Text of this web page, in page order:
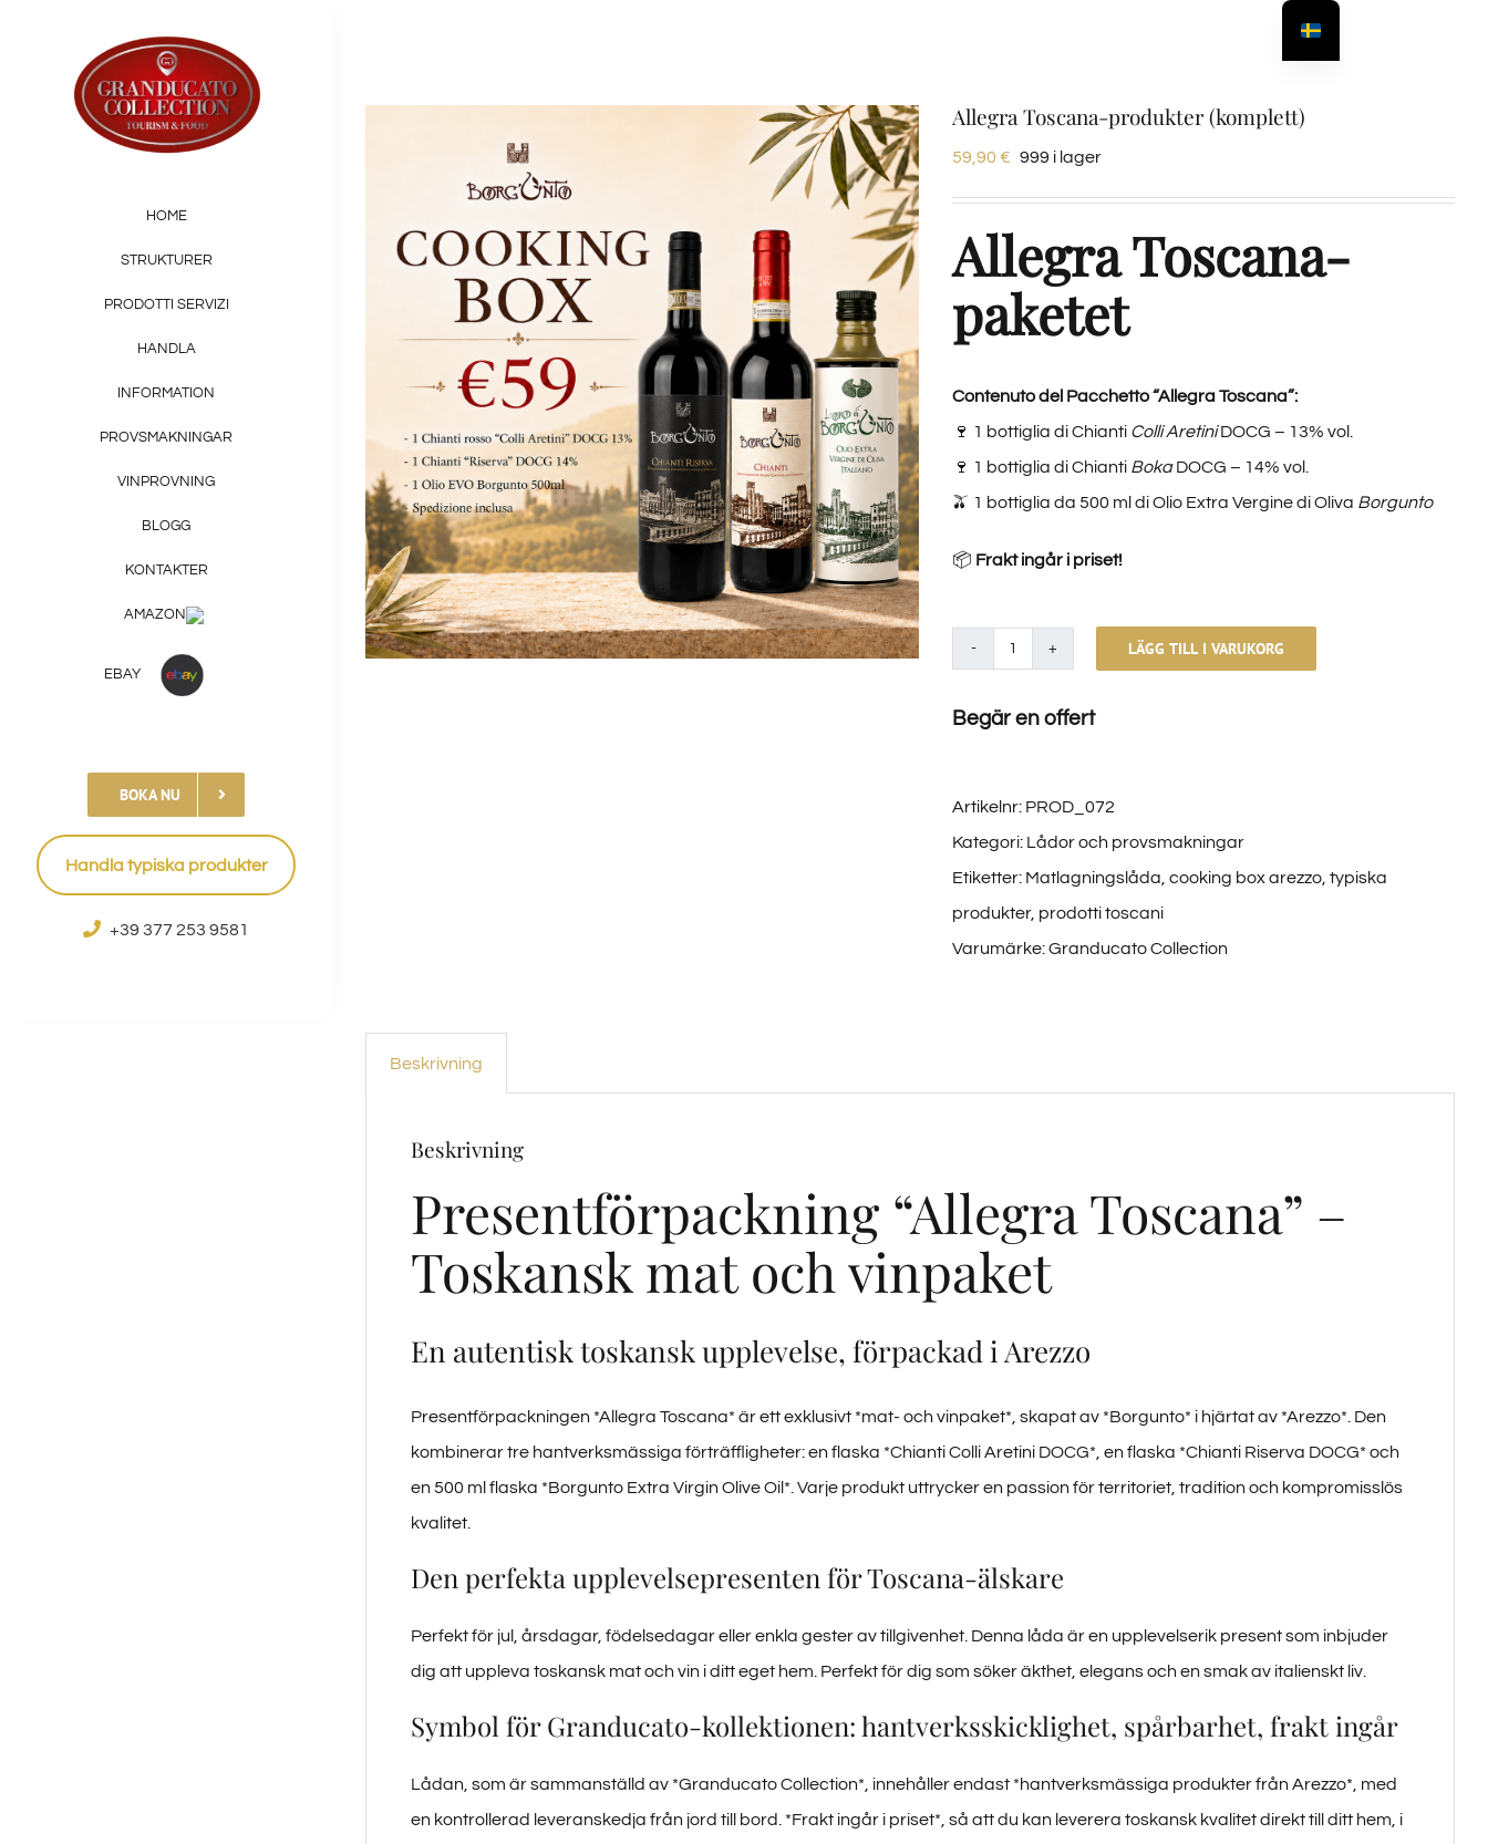
HOME
STRUKTURER
PRODOTTI SERVIZI
HANDLA
INFORMATION
PROVSMAKNINGAR
VINPROVNING
BLOGG
KONTAKTER
AMAZON
EBAY
BOKA NU
Handla typiska produkter
+39 377 253 9581
Allegra Toscana-produkter (komplett)
59,90 € 999 i lager
Allegra Toscana-
paketet
Contenuto del Pacchetto “Allegra Toscana”:
🍷 1 bottiglia di Chianti Colli AretiniDOCG – 13% vol.
🍷 1 bottiglia di Chianti BokaDOCG – 14% vol.
🫒 1 bottiglia da 500 ml di Olio Extra Vergine di Oliva Borgunto
📦 Frakt ingår i priset!
Prodotti
mängd
LÄGG TILL I VARUKORG
Begär en offert
Artikelnr: PROD_072
Kategori: Lådor och provsmakningar
Etiketter: Matlagningslåda cooking box arezzo typiska
produkter, prodotti toscani
Varumärke:Granducato Collection
Beskrivning
Beskrivning
Presentförpackning “Allegra Toscana” –
Toskansk mat och vinpaket
En autentisk toskansk upplevelse, förpackad i Arezzo
Presentförpackningen *Allegra Toscana* är ett exklusivt *mat- och vinpaket*, skapat av *Borgunto* i hjärtat av *Arezzo*. Den
kombinerar tre hantverksmässiga förträffligheter: en flaska *Chianti Colli Aretini DOCG*, en flaska *Chianti Riserva DOCG* och
en 500 ml flaska *Borgunto Extra Virgin Olive Oil*. Varje produkt uttrycker en passion för territoriet, tradition och kompromisslös
kvalitet.
Den perfekta upplevelsepresenten för Toscana-älskare
Perfekt för jul, årsdagar, födelsedagar eller enkla gester av tillgivenhet. Denna låda är en upplevelserik present som inbjuder
dig att uppleva toskansk mat och vin i ditt eget hem. Perfekt för dig som söker äkthet, elegans och en smak av italienskt liv.
Symbol för Granducato-kollektionen: hantverksskicklighet, spårbarhet, frakt ingår
Lådan, som är sammanställd av *Granducato Collection*, innehåller endast *hantverksmässiga produkter från Arezzo*, med
en kontrollerad leveranskedja från jord till bord. *Frakt ingår i priset*, så att du kan leverera toskansk kvalitet direkt till ditt hem, i